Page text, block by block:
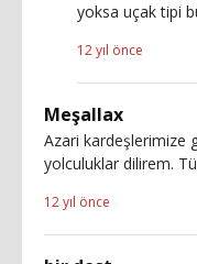
yoksa uçak tipi
12 yıl önce
Meşallax
Azari kardeşlerimize
yolculuklar dilirem.
12 yıl önce